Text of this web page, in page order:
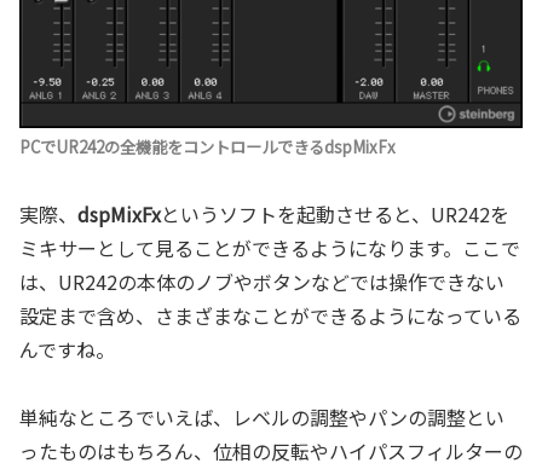
PCでUR242の全機能をコントロールできるdspMixFx
実際、 dspMixFxというソフトを起動させると、UR242を
ミキサーとして見ることができるようになります。ここで
は、UR242の本体のノブやボタンなどでは操作できない
設定まで含め、さまざまなことができるようになっている
んですね。
単純なところでいえば、レベルの調整やパンの調整とい
ったものはもちろん、位相の反転やハイパスフィルターの